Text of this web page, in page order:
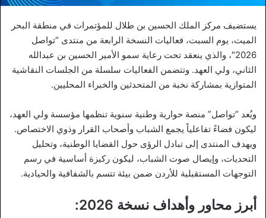
يستضيف مركز الملك الحسين بن طلال للمؤتمرات في منطقة البحر
الميت، يوم السبت، فعاليات النسخة الرابعة من منتدى “تواصل
2026″، والذي ينعقد تحت رعاية سمو الأمير الحسين بن عبدالله
الثاني، ولي العهد. وتتضمن الفعاليات سلسلة من الجلسات النقاشية
المتوازية بمشاركة نخبة من المتحدثين والخبراء المحليين.
ويُعد “تواصل” منصة حوارية وطنية سنوية تنظمها مؤسسة ولي العهد،
ليكون فضاءً تفاعلياً يجمع الشباب وأصحاب القرار وذوي الاختصاص.
ويهدف المنتدى إلى تبادل الرؤى حول القضايا الوطنية، وتحليل
التحديات، وإيصال صوت الشباب، ليكون ركيزة أساسية في رسم
التوجهات المستقبلية للأردن ضمن بيئة تتسم بالشفافية والحيادية.
أبرز محاور وأهداف نسخة 2026: